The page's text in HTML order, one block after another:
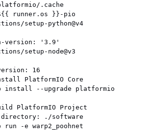
.cache
runner.os }}-pio
setup-python@v4
version: '3.9'
setup-node@v3
16
PlatformIO Core
install --upgrade platformio
PlatformIO Project
./software
run -e warp2_poohnet